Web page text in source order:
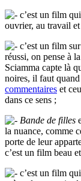
c’est un film
ouvrier, au travail
c’est un film
réussi, on pense à
Sciamma capte là
noires, il faut
commentaires et
dans ce sens ;
Bande de filles
la nuance, comme
porte de leur
c’est un film beau
c’est un film